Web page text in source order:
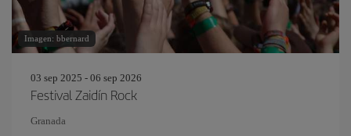
Imagen: bbernard
03 sep 2025 - 06 sep 2026
Festival Zaidín Rock
Granada